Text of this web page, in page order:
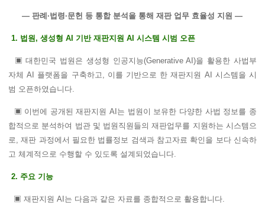
― 판례·법령·문헌 등 통합 분석을 통해 재판 업무 효율성 지원 ―
1. 법원, 생성형 AI 기반 재판지원 AI 시스템 시범 오픈
▣ 대한민국 법원은 생성형 인공지능(Generative AI)을 활용한 사법부
자체 AI 플랫폼을 구축하고, 이를 기반으로 한 재판지원 AI 시스템을 시
범 오픈하였습니다.
▣ 이번에 공개된 재판지원 AI는 법원이 보유한 다양한 사법 정보를 종
합적으로 분석하여 법관 및 법원직원들의 재판업무를 지원하는 시스템으
로, 재판 과정에서 필요한 법률정보 검색과 참고자료 확인을 보다 신속하
고 체계적으로 수행할 수 있도록 설계되었습니다.
2. 주요 기능
▣ 재판지원 AI는 다음과 같은 자료를 종합적으로 활용합니다.